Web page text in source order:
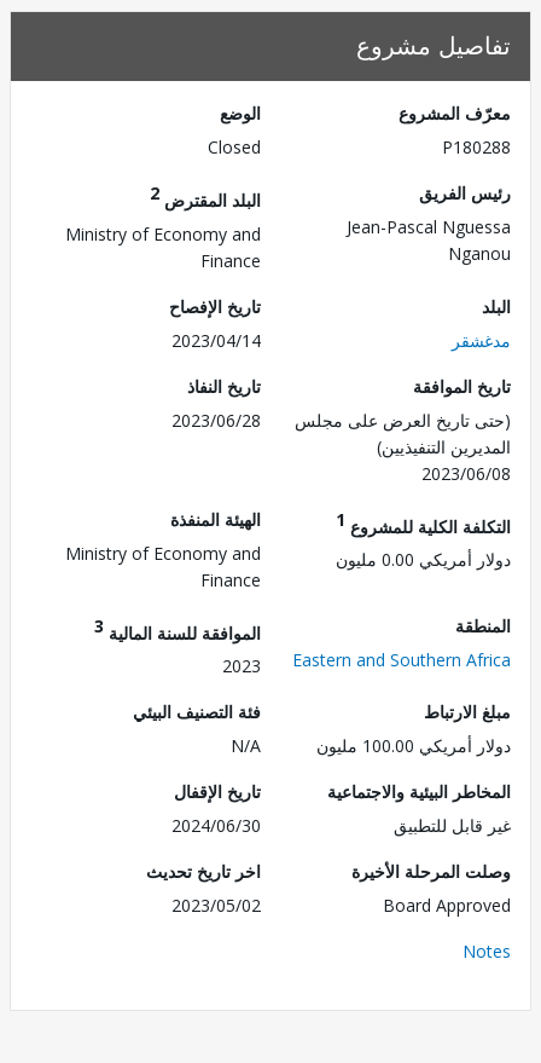
مشروع
المشروع
الفريق
Jean-Pascal
البلد المقترض
Ministry of Economy and
تاريخ الإفصاح
2023/04/14
الموافقة
تاريخ العرض على مجلس
التنفيذيين)
2023/
تاريخ النفاذ
2023/06/28
الكلية للمشروع1
0.00 مليون
الهيئة المنفذة
Ministry of Economy and
Eastern and Southern
الموافقة للسنة المالية3
2023
100.00 مليون
فئة التصنيف البيئي
N/A
البيئية والاجتماعية
للتطبيق
تاريخ الإقفال
2024/06/30
المرحلة الأخيرة
Board
اخر تاريخ تحديث
2023/05/02